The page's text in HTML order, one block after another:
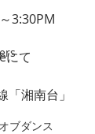
ブダンス
3:30PM
にて
湘南台」